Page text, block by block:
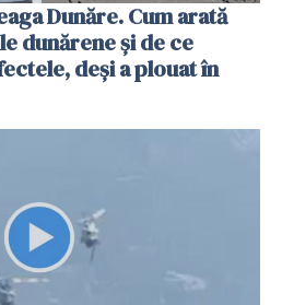
Dunăre. Cum arată
dunărene și de ce
deși a plouat în